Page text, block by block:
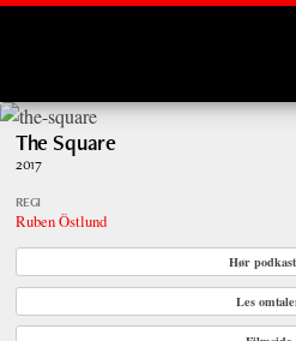
The Square
2017
REGI
Ruben Östlund
Hør
Les